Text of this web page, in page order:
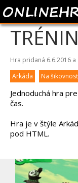
KUNG
Hra pridaná 6.6.2016
Arkáda
Na šikovnosť
Jednoduchá hra
čas.
Hra je v štýle
pod HTML.